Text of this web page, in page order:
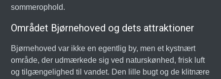
sommerophold.
Området Bjørnehoved og dets attraktioner
Bjørnehoved var ikke en egentlig by, men et kystnært
område, der udmærkede sig ved naturskønhed, frisk luft
og tilgængelighed til vandet. Den lille bugt og de klitnære